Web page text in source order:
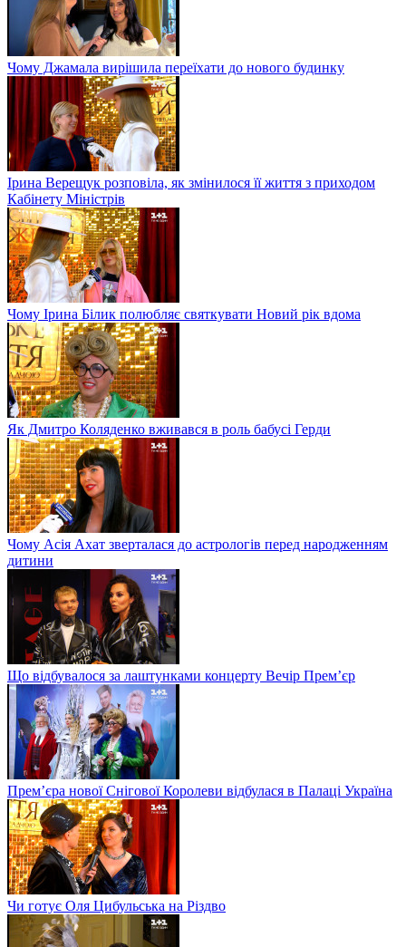
Чому Джамала вирішила переїхати до нового будинку
Ірина Верещук розповіла, як змінилося її життя з приходом
Кабінету Міністрів
Чому Ірина Білик полюбляє святкувати Новий рік вдома
Як Дмитро Коляденко вживався в роль бабусі Герди
Чому Асія Ахат зверталася до астрологів перед народженням
дитини
Що відбувалося за лаштунками концерту Вечір Прем’єр
Прем’єра нової Снігової Королеви відбулася в Палаці Україна
Чи готує Оля Цибульська на Різдво